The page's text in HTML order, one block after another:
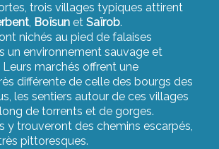
trois villages typiques attirent
, Boïsunet Saïrob.
nichés au pied de falaises
un environnement sauvage et
marchés offrent une
différente de celle des bourgs des
les sentiers autour de ces villages
de torrents et de gorges.
y trouveront des chemins escarpés,
pittoresques.